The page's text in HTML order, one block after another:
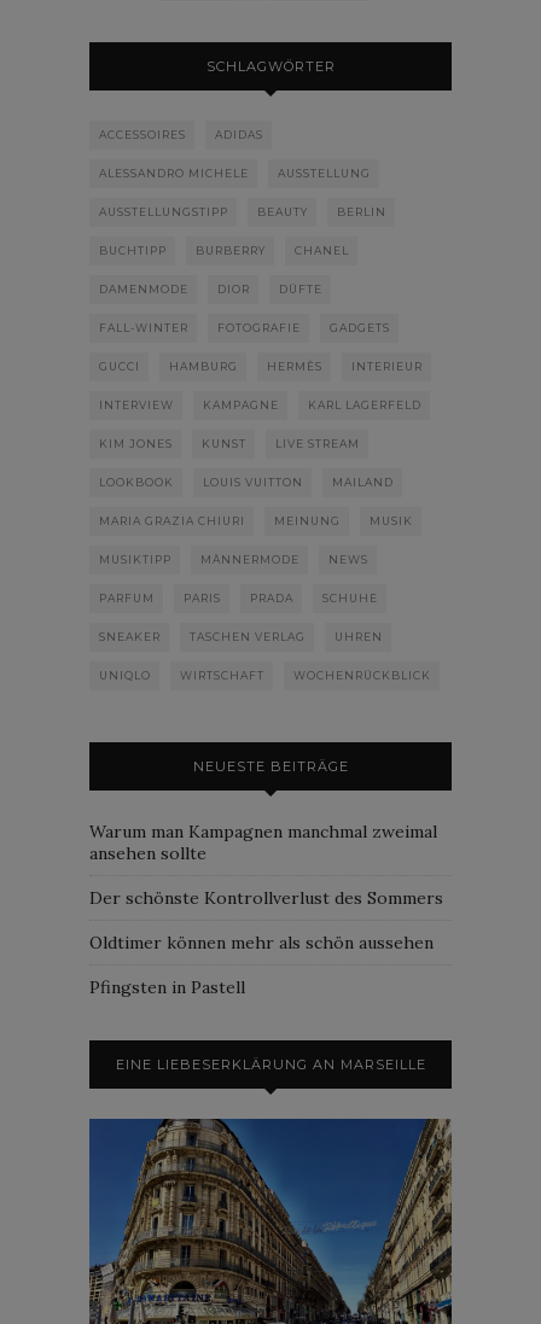
SCHLAGWÖRTER
ACCESSOIRES ADIDAS
ALESSANDRO MICHELE AUSSTELLUNG
AUSSTELLUNGSTIPP BEAUTY BERLIN
BUCHTIPP BURBERRY CHANEL
DAMENMODE DIOR DÜFTE
FALL-WINTER FOTOGRAFIE GADGETS
GUCCI HAMBURG HERMÈS INTERIEUR
INTERVIEW KAMPAGNE KARL LAGERFELD
KIM JONES KUNST LIVE STREAM
LOOKBOOK LOUIS VUITTON MAILAND
MARIA GRAZIA CHIURI MEINUNG MUSIK
MUSIKTIPP MÄNNERMODE NEWS
PARFUM PARIS PRADA SCHUHE
SNEAKER TASCHEN VERLAG UHREN
UNIQLO WIRTSCHAFT WOCHENRÜCKBLICK
NEUESTE BEITRÄGE
Warum man Kampagnen manchmal zweimal
ansehen sollte
Der schönste Kontrollverlust des Sommers
Oldtimer können mehr als schön aussehen
Pfingsten in Pastell
EINE LIEBESERKLÄRUNG AN MARSEILLE